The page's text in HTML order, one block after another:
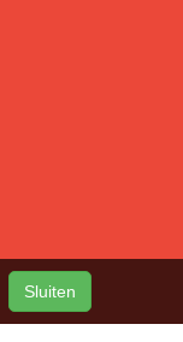
Sluiten